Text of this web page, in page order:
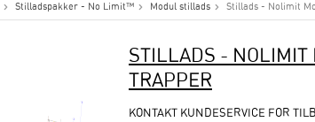
Stilladspakker - No Limit™ Modul stillads Stillads - Nolimit
STILLADS - NOLIMIT
TRAPPER
KONTAKT KUNDESERVICE FOR